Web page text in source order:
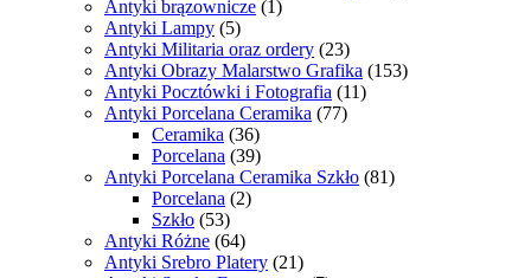
Antyki brązownicze (1)
Antyki Lampy (5)
Antyki Militaria oraz ordery (23)
Antyki Obrazy Malarstwo Grafika (153)
Antyki Pocztówki i Fotografia (11)
Antyki Porcelana Ceramika (77)
Ceramika (36)
Porcelana (39)
Antyki Porcelana Ceramika Szkło (81)
Porcelana (2)
Szkło (53)
Antyki Różne (64)
Antyki Srebro Platery (21)